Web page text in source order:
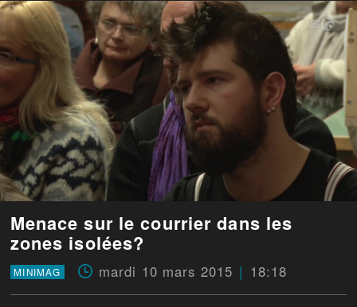
Menace sur le courrier dans les
zones isolées?
MINIMAG mardi 10 mars 2015 18:18